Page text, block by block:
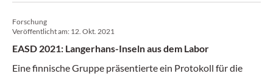
Forschung
Veröffentlicht am: 12. Okt. 2021
EASD 2021: Langerhans-Inseln aus dem Labor
Eine finnische Gruppe präsentierte ein Protokoll für die